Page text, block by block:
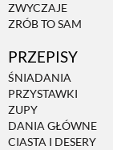
ZWYCZAJE
ZRÓB TO SAM
PRZEPISY
ŚNIADANIA
PRZYSTAWKI
ZUPY
DANIA GŁÓWNE
CIASTA I DESERY